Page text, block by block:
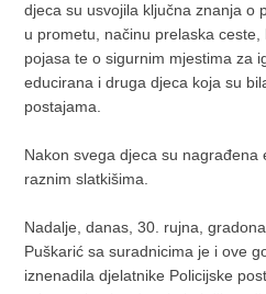
djeca su usvojila ključna znanja o
u prometu, načinu prelaska
pojasa te o sigurnim mjestima za
educirana i druga djeca koja su
postajama.
Nakon svega djeca su nagrađena
raznim slatkišima.
Nadalje, danas, 30. rujna,
Puškarić sa suradnicima je i ove
iznenadila djelatnike Policijske